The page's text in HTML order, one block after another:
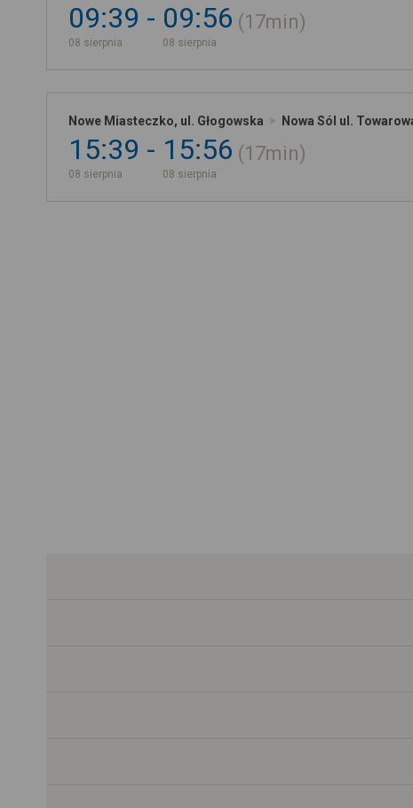
09:39
08 sierpnia
09:56
08 sierpnia
17min
Nowe Miasteczko, ul. Głogowska Nowa Sól ul.
15:39
08 sierpnia
15:56
08 sierpnia
17min